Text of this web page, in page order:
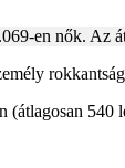
en nők. Az
540